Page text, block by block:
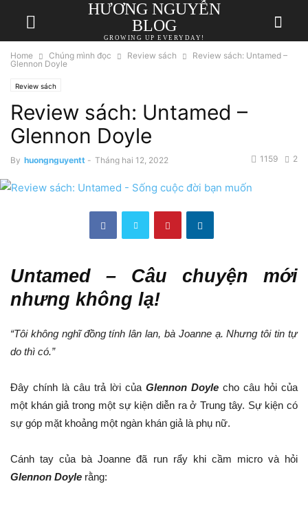
HƯƠNG NGUYỄN
BLOG
GROWING UP EVERYDAY!
Home Chúng mình đọc Review sách
Review sách: Untamed –
Glennon Doyle
Review sách
Review sách: Untamed –
Glennon Doyle
By huongnguyentt - Tháng hai 12, 2022 2
1159
Untamed – Câu chuyện mới
nhưng không lạ!
“Tôi không nghĩ đồng tính lân lan, bà Joanne ạ. Nhưng tôi tin tự
do thì có.”
Đây chính là câu trả lời của Glennon Doyle cho câu hỏi của
một khán giả trong một sự kiện diễn ra ở Trung tây. Sự kiện có
sự góp mặt khoảng một ngàn khán giả là phụ nữ.
Cánh tay của bà Joanne đã run rẩy khi cầm micro và hỏi
Glennon Doyle rằng: